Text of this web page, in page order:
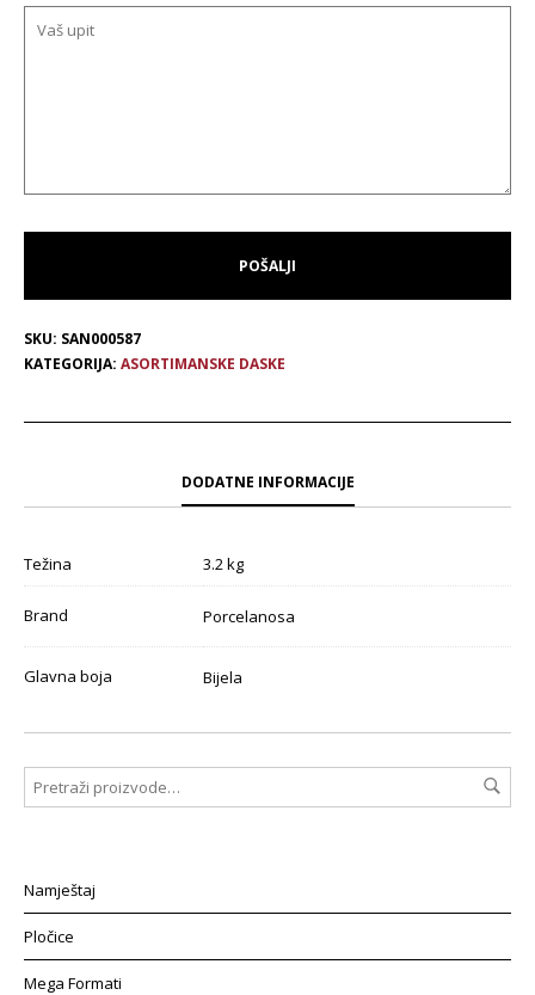
SKU: SAN000587
KATEGORIJA: ASORTIMANSKE DASKE
DODATNE INFORMACIJE
Težina 3.2 kg
Brand Porcelanosa
Glavna boja Bijela
Namještaj
Pločice
Mega Formati